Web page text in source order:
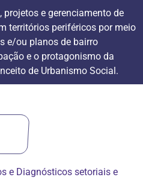
projetos e gerenciamento de
territórios periféricos por meio
e/ou planos de bairro
e o protagonismo da
de Urbanismo Social.
e Diagnósticos setoriais e